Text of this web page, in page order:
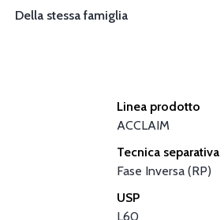
Della stessa famiglia
Linea prodotto
ACCLAIM
Tecnica separativa
Fase Inversa (RP)
USP
L60